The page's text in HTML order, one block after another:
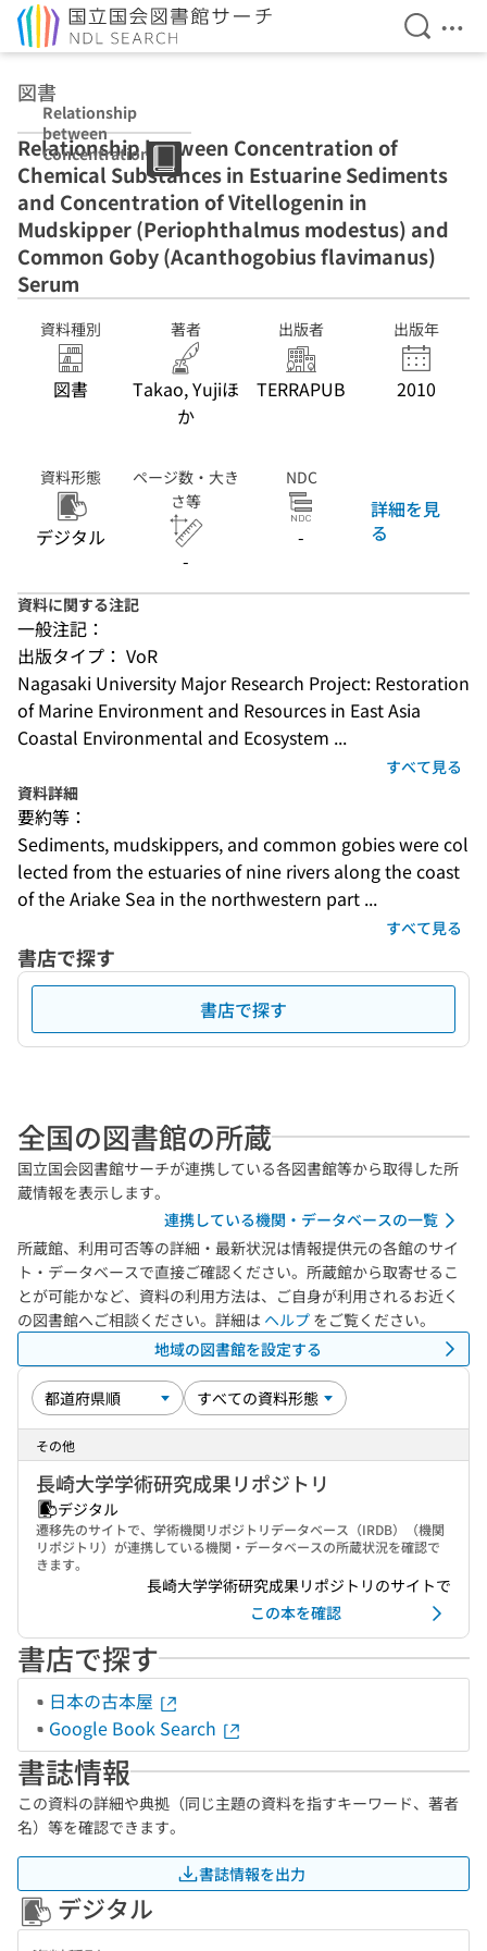
検索を
メ
図書
Relationship
between
Concentration
of Chemical
Substances in
Estuarine
Sediments and
Concentration
of Vitellogenin
in Mudskipper
(Periophthalmu
s modestus) and
Common Goby
(Acanthogobius
flavimanus)
Relationship between Concentration of
Chemical Substances in Estuarine Sediments
and Concentration of Vitellogenin in
Mudskipper (Periophthalmus modestus) and
Common Goby (Acanthogobius flavimanus)
Serum
資料種別
図書
著者
Takao, Yujiほ
か
出版者
TERRAPUB
出版年
2010
資料形態
デジタル
ページ数・大き
さ等
-
NDC
-
詳細を見
る
資料に関する注記
一般注記：
出版タイプ： VoR
Nagasaki University Major Research Project: Restoration
of Marine Environment and Resources in East Asia
Coastal Environmental and Ecosystem ...
すべて見る
資料詳細
要約等：
Sediments, mudskippers, and common gobies were col
lected from the estuaries of nine rivers along the coast
of the Ariake Sea in the northwestern part ...
すべて見る
書店で探す
書店で探す
全国の図書館の所蔵
国立国会図書館サーチが連携している各図書館等から取得した所
蔵情報を表示します。
連携している機関・データベースの一覧
所蔵館、利用可否等の詳細・最新状況は情報提供元の各館のサイ
ト・データベースで直接ご確認ください。所蔵館から取寄せるこ
とが可能かなど、資料の利用方法は、ご自身が利用されるお近く
の図書館へご相談ください。詳細は ヘルプ をご覧ください。
地域の図書館を設定する
その他
長崎大学学術研究成果リポジトリ
デジタル
遷移先のサイトで、学術機関リポジトリデータベース（IRDB）（機関
リポジトリ）が連携している機関・データベースの所蔵状況を確認で
きます。
長崎大学学術研究成果リポジトリのサイトで
この本を確認
書店で探す
日本の古本屋
Google Book Search
書誌情報
この資料の詳細や典拠（同じ主題の資料を指すキーワード、著者
名）等を確認できます。
書誌情報を出力
デジタル